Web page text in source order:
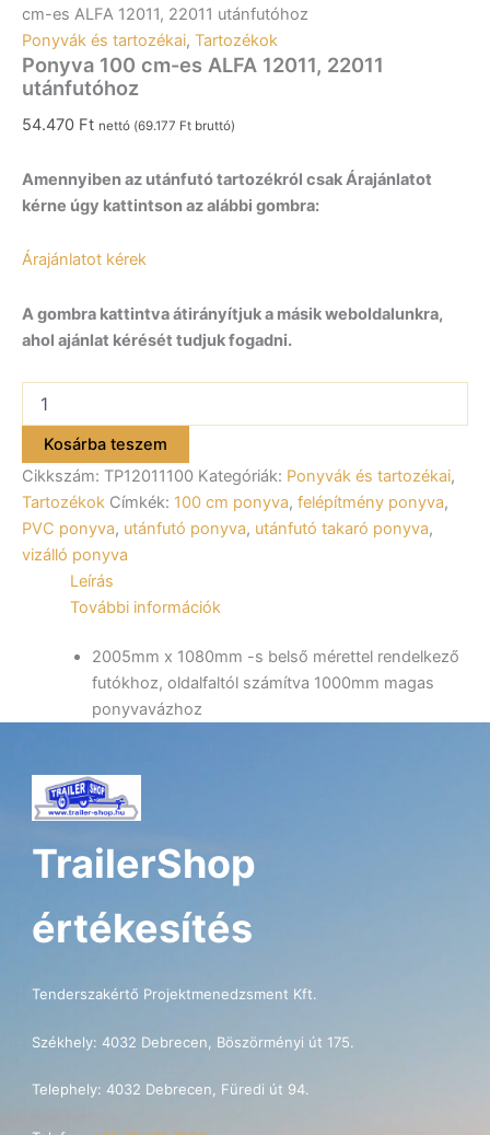
cm-es ALFA 12011, 22011 utánfutóhoz
Ponyvák és tartozékai, Tartozékok
Ponyva 100 cm-es ALFA 12011, 22011
utánfutóhoz
54.470 Ft nettó (69.177 Ft bruttó)
Amennyiben az utánfutó tartozékról csak Árajánlatot
kérne úgy kattintson az alábbi gombra:
Árajánlatot kérek
A gombra kattintva átirányítjuk a másik weboldalunkra,
ahol ajánlat kérését tudjuk fogadni.
100
cm-
ALFA
12011,
22011
utánfutóhoz
mennyiség
Kosárba teszem
Cikkszám: TP12011100 Kategóriák: Ponyvák és tartozékai,
Tartozékok Címkék: 100 cm ponyva, felépítmény ponyva,
PVC ponyva, utánfutó ponyva, utánfutó takaró ponyva,
vizálló ponyva
Leírás
További információk
2005mm x 1080mm -s belső mérettel rendelkező
futókhoz, oldalfaltól számítva 1000mm magas
ponyvavázhoz
TrailerShop
értékesítés
Tenderszakértő Projektmenedzsment Kft.
Székhely: 4032 Debrecen, Böszörményi út 175.
Telephely: 4032 Debrecen, Füredi út 94.